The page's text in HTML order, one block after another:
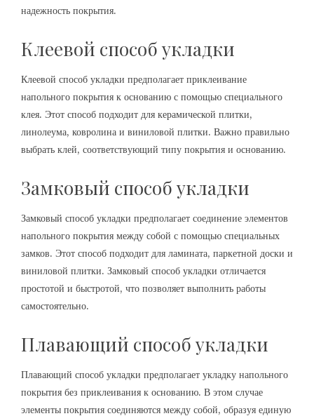
надежность покрытия.
Клеевой способ укладки
Клеевой способ укладки предполагает приклеивание
напольного покрытия к основанию с помощью специального
клея. Этот способ подходит для керамической плитки,
линолеума, ковролина и виниловой плитки. Важно правильно
выбрать клей, соответствующий типу покрытия и основанию.
Замковый способ укладки
Замковый способ укладки предполагает соединение элементов
напольного покрытия между собой с помощью специальных
замков. Этот способ подходит для ламината, паркетной доски и
виниловой плитки. Замковый способ укладки отличается
простотой и быстротой, что позволяет выполнить работы
самостоятельно.
Плавающий способ укладки
Плавающий способ укладки предполагает укладку напольного
покрытия без приклеивания к основанию. В этом случае
элементы покрытия соединяются между собой, образуя единую